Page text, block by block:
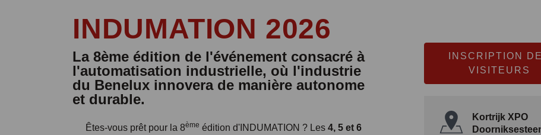
INDUMATION 2026
La 8ème édition de l'événement consacré à
l'automatisation industrielle, où l'industrie
du Benelux innovera de manière autonome
et durable.
Êtes-vous prêt pour la 8ème édition d'INDUMATION ? Les 4, 5 et 6
INSCRIPTION
VISITEURS
Kortrijk XPO